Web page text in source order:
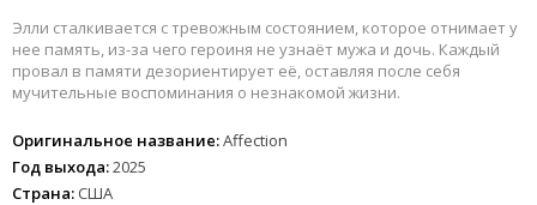
Элли сталкивается с тревожным состоянием, которое отнимает у
нее память, из-за чего героиня не узнаёт мужа и дочь. Каждый
провал в памяти дезориентирует её, оставляя после себя
мучительные воспоминания о незнакомой жизни.
Оригинальное название:Affection
Год выхода:2025
Страна: США